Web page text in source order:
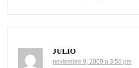
JULIO
noviembre 9, 2009 a 3:56 pm